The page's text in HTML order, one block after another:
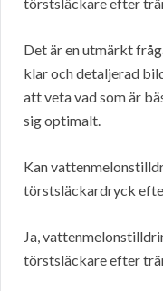
Det är en utmärkt
klar och detaljerad
att veta vad som är
sig optimalt.
Kan
törstsläckardryck
Ja,
törstsläckare efter